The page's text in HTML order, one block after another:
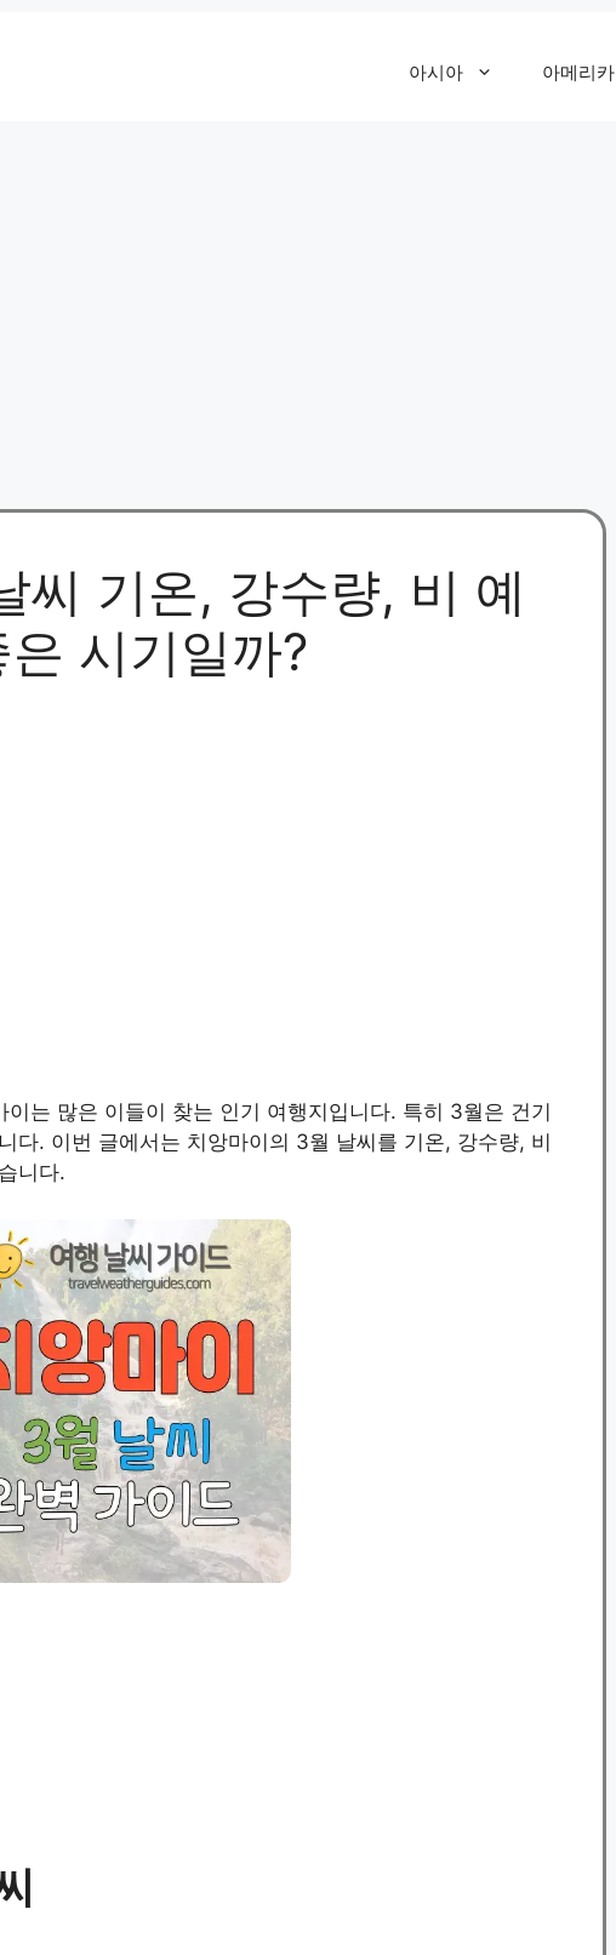
아시아 아메리카
씨 기온, 강수량, 비 예
시기일까?
는 많은 이들이 찾는 인기 여행지입니다. 특히 3월은 건기
다. 이번 글에서는 치앙마이의 3월 날씨를 기온, 강수량, 비
니다.